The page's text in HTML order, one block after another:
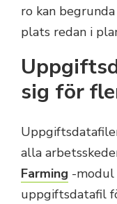
ro kan
plats redan i
sig för
alla
Farming -modul
uppgiftsdatafil